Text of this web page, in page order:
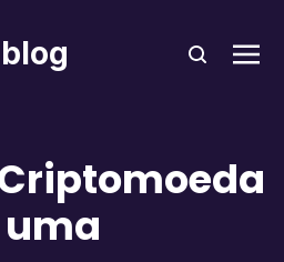
blog
uma